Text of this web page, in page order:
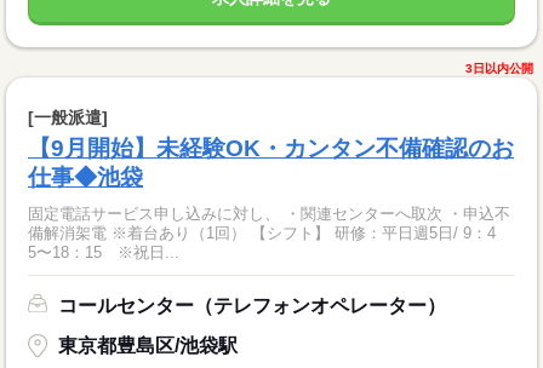
3日以内公開
[一般派遣]
【9月開始】未経験OK・カンタン不備確認のお
仕事◆池袋
固定電話サービス申し込みに対し、 ・関連センターへ取次 ・申込不
備解消架電 ※着台あり（1回） 【シフト】 研修：平日週5日/ 9：4
5〜18：15 ※祝日...
コールセンター（テレフォンオペレーター）
東京都豊島区/池袋駅